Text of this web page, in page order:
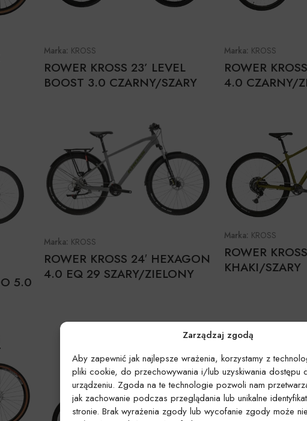
Zarządzaj zgodą
Aby zapewnić jak najlepsze wrażenia, korzystamy z
pliki cookie, do przechowywania i/lub uzyskiwania dostępu
urządzeniu. Zgoda na te technologie pozwoli nam
jak zachowanie podczas przeglądania lub unikalne
stronie. Brak wyrażenia zgody lub wycofanie zgody może
Marka: KROSS
ROWER KROSS 23’ LEVEL
BOOST 3.0 CZARNY/SZARY
Marka: KROSS
ROWER
4.0 CZARNY/
5.0
Marka: KROSS
ROWER KROSS 24′ HEXAGON
4.0 EQ 29 SZARY/ZIELONY
Marka: KROSS
ROWER
KHAKI/SZARY